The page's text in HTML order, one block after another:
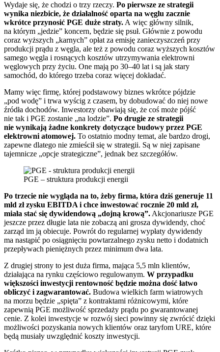
Wydaje się, że chodzi o trzy rzeczy. Po pierwsze ze strategii
wynika niezbicie, że działalność oparta na węglu zacznie
wkrótce przynosić PGE duże straty. A więc główny silnik,
na którym „jedzie” koncern, będzie się psuł. Głównie z powodu
coraz wyższych „karnych” opłat za emisję zanieczyszczeń przy
produkcji prądu z węgla, ale też z powodu coraz wyższych kosztów
samego węgla i rosnących kosztów utrzymywania elektrowni
węglowych przy życiu. One mają po 30–40 lat i są jak stary
samochód, do którego trzeba coraz więcej dokładać.
Mamy więc firmę, której podstawowy biznes wkrótce pójdzie
„pod wodę” i trwa wyścig z czasem, by dobudować do niej nowe
źródła dochodów. Inwestorzy obawiają się, że coś może pójść
nie tak i PGE zostanie „na lodzie”. Po drugie ze strategii
nie wynikają żadne konkrety dotyczące budowy przez PGE
elektrowni atomowej. To ostatnio modny temat, ale bardzo drogi,
zapewne dlatego nie zmieścił się w strategii. Są w niej zapisane
tajemnicze „opcje strategiczne”, jednak bez szczegółów.
PGE – struktura produkcji energii
Po trzecie nie wygląda na to, żeby firma, która dziś generuje 11
mld zł zysku EBITDA i chce inwestować rocznie 20 mld zł,
miała stać się dywidendową „dojną krową”. Akcjonariusze PGE
jeszcze przez długie lata nie zobaczą ani grosza dywidendy, choć
zarząd im ją obiecuje. Powrót do regularnej wypłaty dywidendy
ma nastąpić po osiągnięciu powtarzalnego zysku netto i dodatnich
przepływach pieniężnych przez minimum dwa lata.
Z drugiej strony to jest duża firma, mająca 5,5 mln klientów,
działająca na rynku częściowo regulowanym. W przypadku
większości inwestycji rentowność będzie można dość łatwo
obliczyć i zagwarantować. Budowa wielkich farm wiatrowych
na morzu będzie „spięta” z kontraktami różnicowymi, które
zapewnią PGE możliwość sprzedaży prądu po gwarantowanej
cenie. Z kolei inwestycje w rozwój sieci powinny się zwrócić dzięki
możliwości pozyskania nowych klientów oraz taryfom URE, które
będą musiały uwzględnić koszty inwestycji.